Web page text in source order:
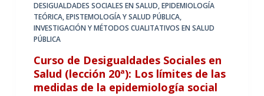
DESIGUALDADES SOCIALES EN SALUD,EPIDEMIOLOGÍA
TEÓRICA,EPISTEMOLOGÍA Y SALUD PÚBLICA,
INVESTIGACIÓN Y MÉTODOS CUALITATIVOS EN SALUD
PÚBLICA
Curso de Desigualdades Sociales en
Salud (lección 20ª): Los límites de las
medidas de la epidemiología social